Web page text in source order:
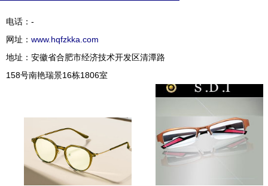
电话：-
网址： www.hqfzkka.com
地址：安徽省合肥市经济技术开发区清潭路
158号南艳瑞景16栋1806室